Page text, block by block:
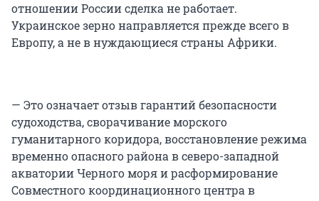
отношении России сделка не работает.
Украинское зерно направляется прежде всего в
Европу, а не в нуждающиеся страны Африки.
— Это означает отзыв гарантий безопасности
судоходства, сворачивание морского
гуманитарного коридора, восстановление режима
временно опасного района в северо-западной
акватории Черного моря и расформирование
Совместного координационного центра в